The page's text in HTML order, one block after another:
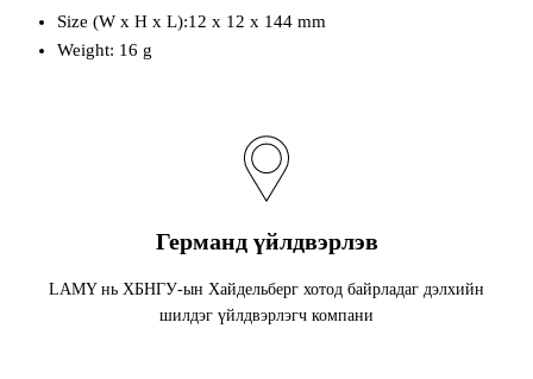
Size (W x H x L):12 x 12 x 144 mm
Weight: 16 g
Германд үйлдвэрлэв
LAMY нь ХБНГУ-ын Хайдельберг хотод байрладаг дэлхийн
шилдэг үйлдвэрлэгч компани